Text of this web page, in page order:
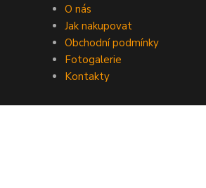
O nás
Jak nakupovat
Obchodní podmínky
Fotogalerie
Kontakty